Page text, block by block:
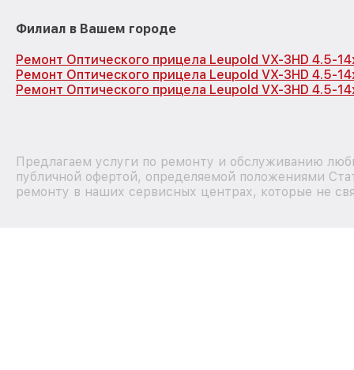
Филиал в Вашем городе
Ремонт Оптического прицела Leupold VX-3HD 4.5-
Ремонт Оптического прицела Leupold VX-3HD 4.5-
Ремонт Оптического прицела Leupold VX-3HD 4.5-
Предлагаем услуги по ремонту и обслуживанию
публичной офертой, определяемой положениями
ремонту в наших сервисных центрах, которые не